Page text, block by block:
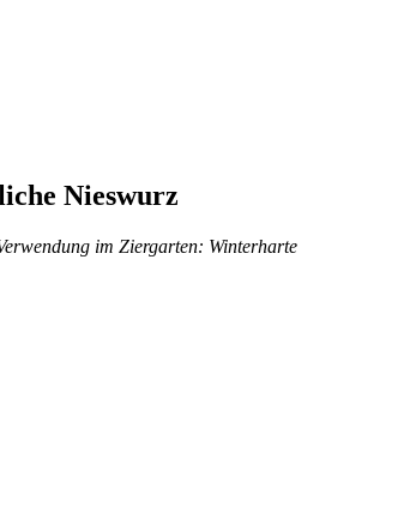
Nieswurz
im Ziergarten: Winterharte